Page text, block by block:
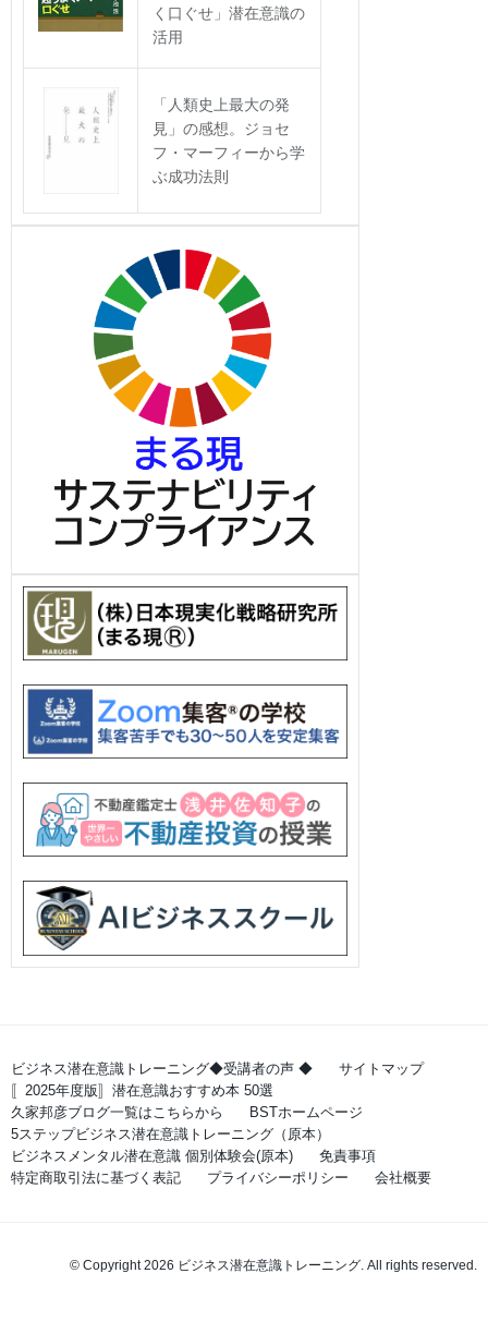
く口ぐせ」潜在意識の
活用
「人類史上最大の発
見」の感想。ジョセ
フ・マーフィーから学
ぶ成功法則
ビジネス潜在意識トレーニング◆受講者の声 ◆
サイトマップ
〚2025年度版〛潜在意識おすすめ本 50選
久家邦彦ブログ一覧はこちらから
BSTホームページ
5ステップビジネス潜在意識トレーニング（原本）
ビジネスメンタル潜在意識 個別体験会(原本)
免責事項
特定商取引法に基づく表記
プライバシーポリシー 会社概要
© Copyright 2026 ビジネス潜在意識トレーニング. All rights reserved.